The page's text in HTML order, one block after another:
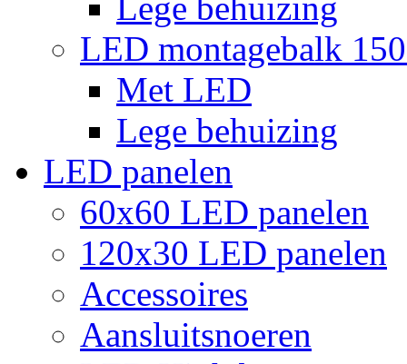
LED montagebalk
Met LED
Lege behuizing
LED panelen
60x60 LED panelen
120x30 LED panelen
Accessoires
Aansluitsnoeren